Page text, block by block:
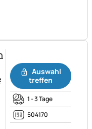
Auswahl
treffen
1 - 3 Tage
504170